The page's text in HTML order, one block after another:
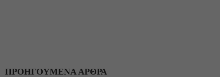
ΠΡΟΗΓΟΥΜΕΝΑ ΑΡΘΡΑ